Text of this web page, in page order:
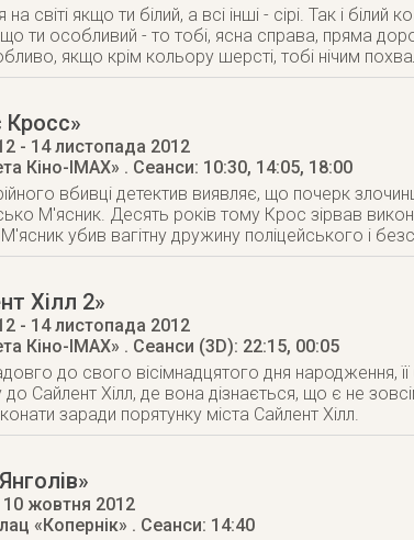
світі якщо ти білий, а всі інші - сірі. Так і
ти особливий - то тобі, ясна справа, пряма
якщо крім кольору шерсті, тобі нічим
- 14 листопада 2012
Кіно-IMAX» . Сеанси: 10:30, 14:05, 18:00
вбивці детектив виявляє, що почерк
М'ясник. Десять років тому Крос зірвав
убив вагітну дружину поліцейського і
Хілл 2»
- 14 листопада 2012
Кіно-IMAX» . Сеанси (3D): 22:15, 00:05
до свого вісімнадцятого дня народження,
до Сайлент Хілл, де вона дізнається, що є не
заради порятунку міста Сайлент Хілл.
10 жовтня 2012
«Копернік» . Сеанси: 14:40